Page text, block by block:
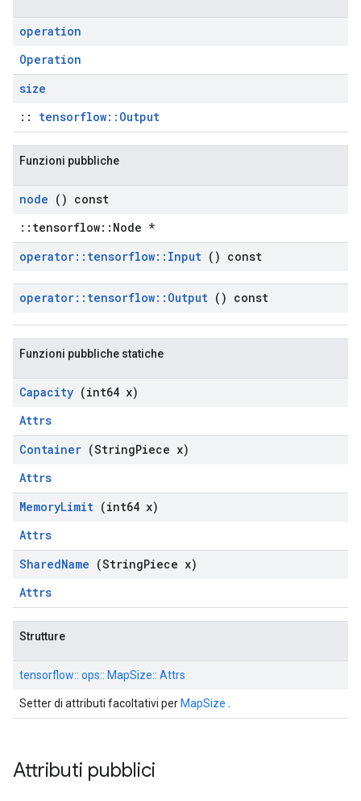
operation
Operation
size
:: tensorflow::Output
Funzioni pubbliche
node () const
::tensorflow::Node *
operator:: tensorflow:: Input () const
operator:: tensorflow:: Output () const
Funzioni pubbliche statiche
Capacity (int64 x)
Attrs
Container (StringPiece x)
Attrs
MemoryLimit (int64 x)
Attrs
SharedName (StringPiece x)
Attrs
Strutture
tensorflow:: ops:: MapSize:: Attrs
Setter di attributi facoltativi per MapSize
Attributi pubblici